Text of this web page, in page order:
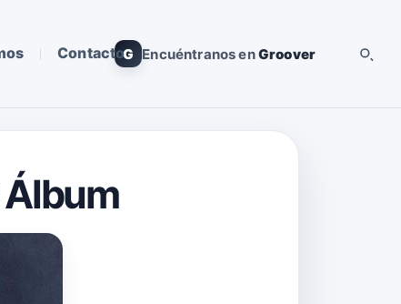
ContactoG Encuéntranos enGroover
Álbum